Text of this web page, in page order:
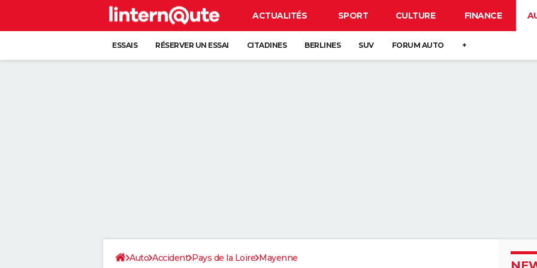
ACTUALITÉS SPORT CULTURE FINANCE
ESSAIS RÉSERVER UN ESSAI CITADINES BERLINES SUV FORUM AUTO +
Auto Accident Pays de la Loire Mayenne